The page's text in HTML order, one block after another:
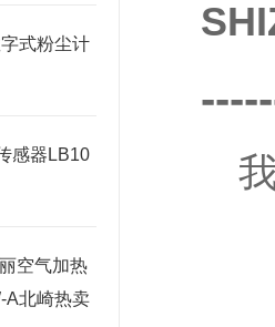
式粉尘计
感器LB10
空气加热
A北崎热卖